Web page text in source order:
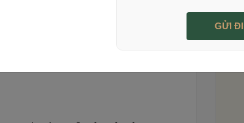
sang trọng, dễ ứng